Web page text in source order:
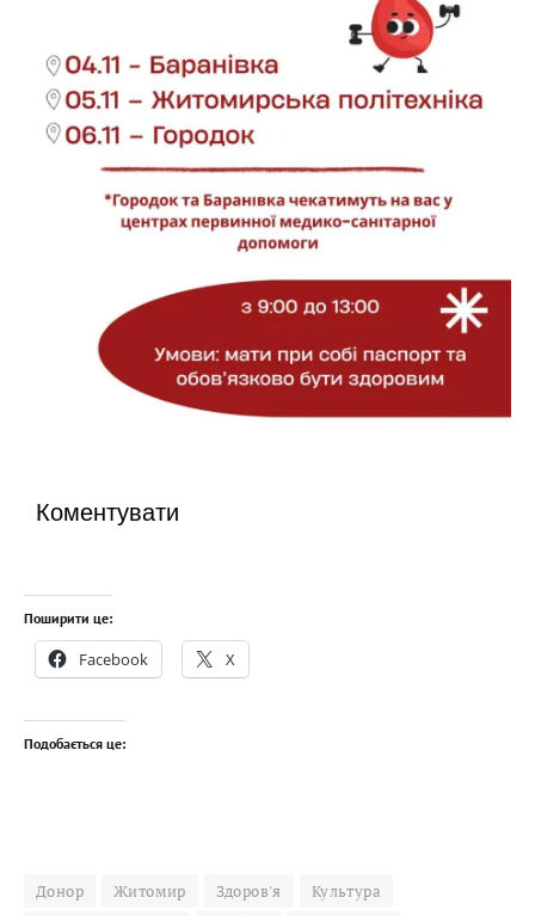
Коментувати
Поширити це:
Facebook X
Подобається це:
Донор Житомир Здоров'я
Культура